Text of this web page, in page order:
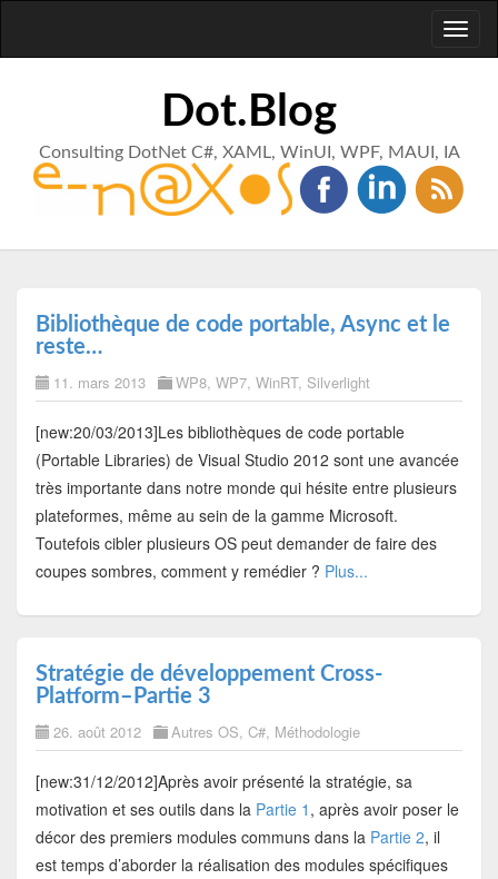
Dot.Blog
Consulting DotNet C#, XAML, WinUI, WPF, MAUI, IA
Bibliothèque de code portable, Async et le
reste…
11. mars 2013 WP8, WP7, WinRT, Silverlight
[new:20/03/2013]Les bibliothèques de code portable
(Portable Libraries) de Visual Studio 2012 sont une avancée
très importante dans notre monde qui hésite entre plusieurs
plateformes, même au sein de la gamme Microsoft.
Toutefois cibler plusieurs OS peut demander de faire des
coupes sombres, comment y remédier ? Plus...
Stratégie de développement Cross-
Platform–Partie 3
26. août 2012 Autres OS, C#, Méthodologie
[new:31/12/2012]Après avoir présenté la stratégie, sa
motivation et ses outils dans la Partie 1 , après avoir poser le
décor des premiers modules communs dans la Partie 2, il
est temps d’aborder la réalisation des modules spécifiques